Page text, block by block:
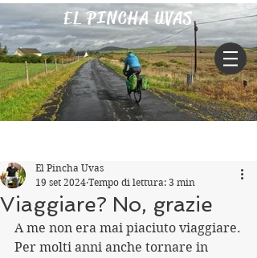
EL PINCHA UVAS
Viaggiare? No, grazie
El Pincha Uvas
19 set 2024 Tempo di lettura: 3 min
A me non era mai piaciuto viaggiare.
Per molti anni anche tornare in